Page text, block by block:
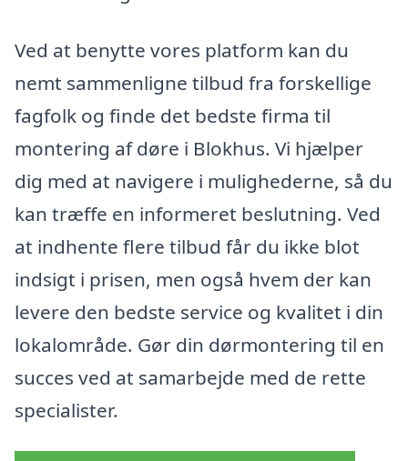
Ved at benytte vores platform kan du
nemt sammenligne tilbud fra forskellige
fagfolk og finde det bedste firma til
montering af døre i Blokhus. Vi hjælper
dig med at navigere i mulighederne, så du
kan træffe en informeret beslutning. Ved
at indhente flere tilbud får du ikke blot
indsigt i prisen, men også hvem der kan
levere den bedste service og kvalitet i din
lokalområde. Gør din dørmontering til en
succes ved at samarbejde med de rette
specialister.